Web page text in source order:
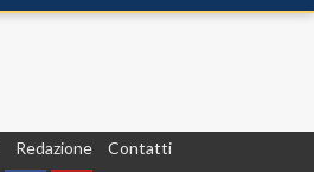
Redazione Contatti